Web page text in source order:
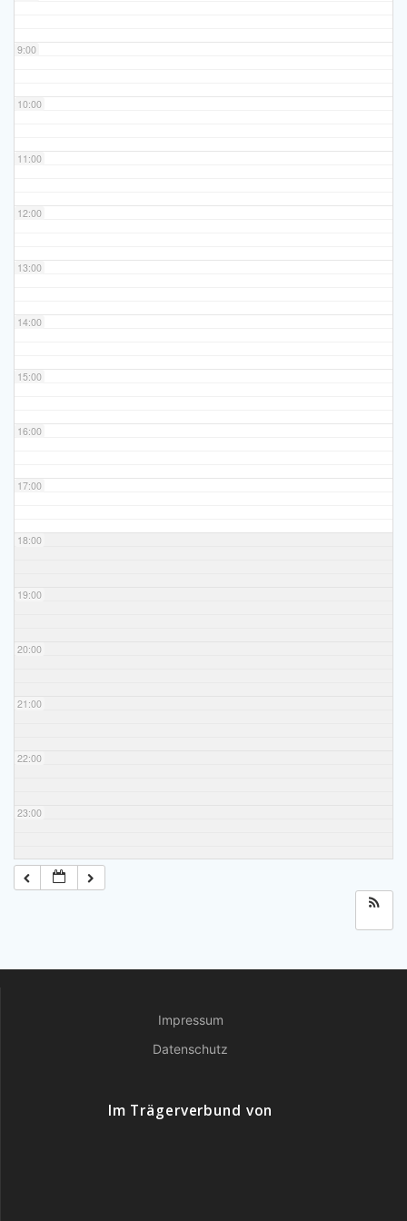
9:00
10:00
11:00
12:00
13:00
14:00
15:00
16:00
17:00
18:00
19:00
20:00
21:00
22:00
23:00
Impressum
Datenschutz
Im Trägerverbund von